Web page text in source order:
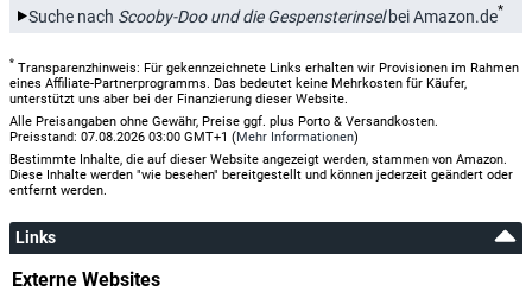
Suche nach Scooby-Doo und die Gespensterinselbei Amazon.de*
* Transparenzhinweis: Für gekennzeichnete Links erhalten wir Provisionen im Rahmen
eines Affiliate-Partnerprogramms. Das bedeutet keine Mehrkosten für Käufer,
unterstützt uns aber bei der Finanzierung dieser Website.
Alle Preisangaben ohne Gewähr, Preise ggf. plus Porto & Versandkosten.
Preisstand: 07.08.2026 03:00 GMT+1 (Mehr Informationen)
Bestimmte Inhalte, die auf dieser Website angezeigt werden, stammen von Amazon.
Diese Inhalte werden "wie besehen" bereitgestellt und können jederzeit geändert oder
entfernt werden.
Links
Externe Websites